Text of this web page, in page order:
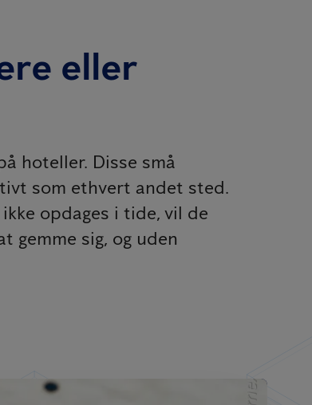
eller
hoteller. Disse små
som ethvert andet sted.
opdages i tide, vil de
gemme sig, og uden